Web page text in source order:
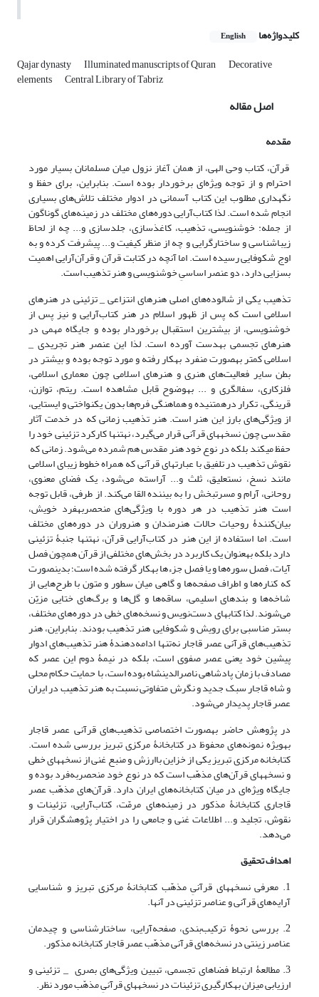
کلیدواژه‌ها English
Qajar dynasty Illuminated manuscripts of Quran Decorative
elements Central Library of Tabriz
اصل مقاله
مقدمه
قرآن، کتاب وحی الهی، از همان آغاز نزول میان مسلمانان بسیار مورد
احترام و از توجه ویژه‌ای برخوردار بوده است. بنابراین، برای حفظ و
نگهداری مطلوب این کتاب آسمانی در ادوار مختلف تلاش‌های بسیاری
انجام شده است. لذا کتاب‌آرایی دوره‌های مختلف در زمینه‌های گوناگون
از جمله: خوشنویسی، تذهیب‌، کاغذسازی، جلدسازی و... چه از لحاظ
زیباشناسی و ساختارگرایی و چه از منظر کیفیت و... پیشرفت کرده و به
اوج شکوفایی رسیده است. اما آنچه در کتابت قرآن و قرآن‌آرایی اهمیت
بسزایی دارد، دو عنصر اساسیِ خوشنویسی و هنر تذهیب است.
تذهیب یکی از شالوده‌های اصلی هنرهای انتزاعی _ تزئینی در هنرهای
اسلامی است که پس از ظهور اسلام در هنر کتاب‌آرایی و نیز پس از
خوشنویسی، از بیشترین استقبال برخوردار بوده و جایگاه مهمی در
هنرهای تجسمی به‎دست آورده است. لذا این عنصر هنر تجریدی _
اسلامی کمتر به‎صورت منفرد به‎کار رفته و مورد توجه بوده و بیشتر در
بطن سایر فعالیت‌های هنری و هنرهای اسلامی چون معماری اسلامی،
فلزکاری، سفالگری و ... به‎وضوح قابل مشاهده است. ریتم، توازن،
قرینگی، تکرار درهم‎تنیده و هماهنگی فرم‌ها بدون یکنواختی و ایستایی،
از ویژگی‌های بارز این هنر است. هنر تذهیب زمانی که در خدمت آثار
مقدسی چون نسخه‎های قرآنی قرار می‌گیرد، نه‎تنها کارکرد تزئینی خود را
حفظ می‎کند بلکه در نوع خود هنر مقدس هم شمرده می‌شود. زمانی که
نقوش تذهیب در تلفیق با عبارت‎های قرآنی که همراه خطوط زیبای اسلامی
مانند نسخ، نستعلیق، ثلث و... آراسته می‌شود، یک فضای معنوی،
روحانی، آرام و مسرت‎بخش را به بیننده القا می‌کند. از طرفی، قابل توجه
است هنر تذهیب در هر دوره با ویژگی‌های منحصربه‎فرد خویش،
بیان‌کنندۀ روحیات حالات هنرمندان و هنروران در دوره‌های مختلف
است. اما استفاده از این هنر در کتاب‌آرایی قرآن، نه‎تنها جنبۀ تزئینی
دارد بلکه به‎عنوان یک کاربرد در بخش‌های مختلفی از قرآن همچون فصل
آیات، فصل سوره‌ها و یا فصل جزء‎ها به‎کار گرفته شده است؛ بدین‎صورت
که کناره‌ها و اطراف صفحه‌ها و گاهی میان سطور و متون با طرح‌هایی از
شاخه‌ها و بندهای اسلیمی، ساقه‌ها و گل‌ها و برگ‌های ختایی مزیّن
می‌شوند. لذا کتاب‎های دست‌نویس و نسخه‌های خطی در دوره‌های مختلف،
بستر مناسبی برای رویش و شکوفایی هنر تذهیب بودند. بنابراین، هنر
تذهیب‌های قرآنی عصر قاجار نه‌تنها ادامه‌دهندۀ هنر تذهیب‌های ادوار
پیشین خود یعنی عصر صفوی است، بلکه در نیمۀ دوم این عصر که
مصادف با زمان پادشاهی ناصرالدین‎شاه بوده است، با حمایت حکام محلی
و شاه قاجار سبک جدید و نگرش متفاوتی نسبت به هنر تذهیب در ایران
عصر قاجار پدیدار می‌شود.
در پژوهش حاضر به‎صورت اختصاصی تذهیب‌های قرآنی عصر قاجار
به‎ویژه نمونه‌های محفوظ در کتابخانۀ مرکزی تبریز بررسی شده است.
کتابخانه مرکزی تبریز یکی از خزاین باارزش و منبع غنی از نسخه‎های خطی
و نسخه‎های قرآن‌های مذهّب است که در نوع خود منحصربه‌فرد بوده و
جایگاه ویژه‌ای در میان کتابخانه‌های ایران دارد. قرآن‌های مذهّب عصر
قاجاری کتابخانۀ مذکور در زمینه‌های مرمّت، کتاب‌آرایی، تزئینات و
نقوش، تجلید و... اطلاعات غنی و جامعی را در اختیار پژوهشگران قرار
می‌دهد.
اهداف تحقیق
1. معرفی نسخه‎های قرآنیِ مذهّب کتابخانۀ مرکزی تبریز و شناسایی
آرایه‌های قرآنی و عناصر تزئینی در آنها.
2. بررسی نحوۀ ترکیب‌بندی، صفحه‌آرایی، ساختارشناسی و چیدمان
عناصر زینتی در نسخه‌های قر‌آنی مذهّب عصر قاجار کتابخانه مذکور.
3. مطالعۀ‌ ارتباط فضاهای تجسمی، تبیین ویژگی‌های بصری _ تزئینی و
ارزیابی میزان به‎کارگیری تزئینات در نسخه‎های قرآنیِ مذهّب مورد نظر.